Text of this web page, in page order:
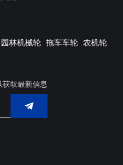
园林机械轮 拖车车轮 农机轮
取最新信息